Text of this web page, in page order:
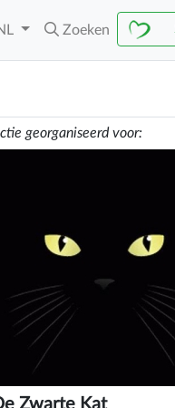
Zoeken
georganiseerd voor:
Zwarte Kat